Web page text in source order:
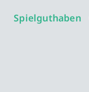
Spielguthaben